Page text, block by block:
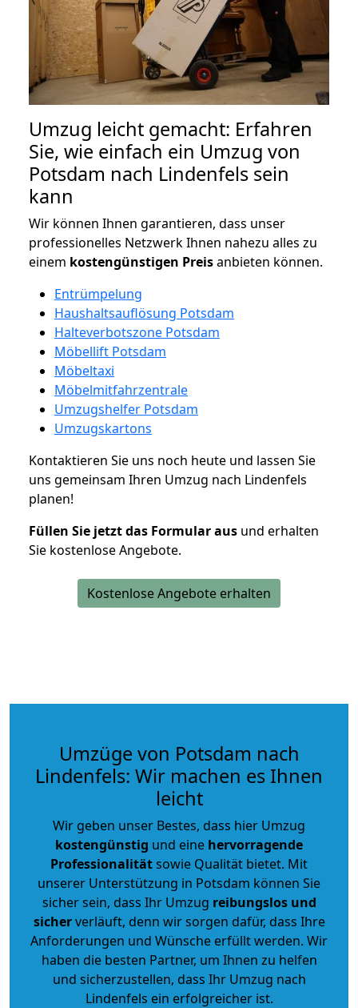
Umzug leicht gemacht: Erfahren
Sie, wie einfach ein Umzug von
Potsdam nach Lindenfels sein
kann
Wir können Ihnen garantieren, dass unser
professionelles Netzwerk Ihnen nahezu alles zu
einem kostengünstigen Preisanbieten können.
Entrümpelung
Haushaltsauflösung Potsdam
Halteverbotszone Potsdam
Möbellift Potsdam
Möbeltaxi
Möbelmitfahrzentrale
Umzugshelfer Potsdam
Umzugskartons
Kontaktieren Sie uns noch heute und lassen Sie
uns gemeinsam Ihren Umzug nach Lindenfels
planen!
Füllen Sie jetzt das Formular aus und erhalten
Sie kostenlose Angebote.
Kostenlose Angebote erhalten
Umzüge von Potsdam nach
Lindenfels: Wir machen es Ihnen
leicht
Wir geben unser Bestes, dass hier Umzug
kostengünstig und eine hervorragende
Professionalitätsowie Qualität bietet. Mit
unserer Unterstützung in Potsdam können Sie
sicher sein, dass Ihr Umzug reibungslos und
sicherverläuft, denn wir sorgen dafür, dass Ihre
Anforderungen und Wünsche erfüllt werden. Wir
haben die besten Partner, um Ihnen zu helfen
und sicherzustellen, dass Ihr Umzug nach
Lindenfels ein erfolgreicher ist.